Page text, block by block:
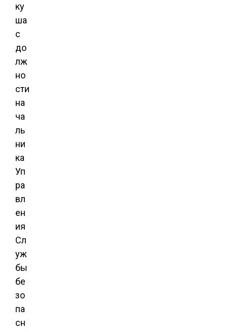
ку
ша
с
до
лж
но
сти
на
ча
ль
ни
ка
Уп
ра
вл
ен
ия
Сл
уж
бы
бе
зо
па
сн